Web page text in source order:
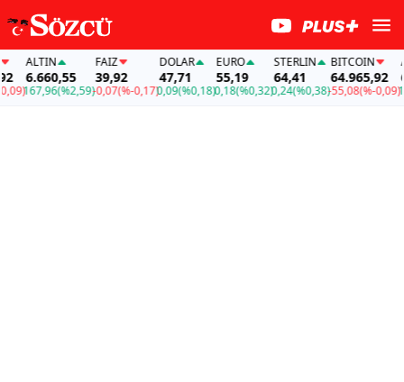
ALTIN
6.660,55
167,96(%2,59)
FAİZ
39,92
-0,07(%-0,17)
DOLAR
47,71
0,09(%0,18)
EURO
55,19
0,18(%0,32)
STERLIN
64,41
0,24(%0,38)
BITCOIN
64.965,92
-55,08(%-0,09)